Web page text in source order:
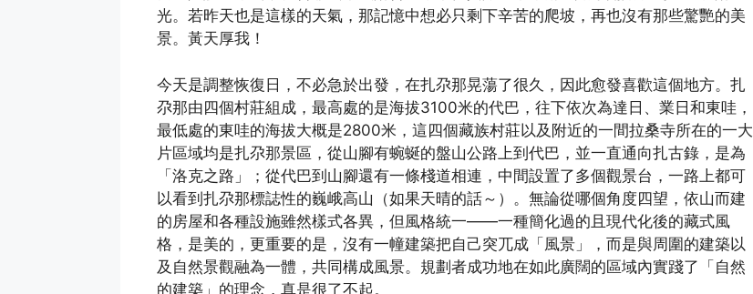
光。若昨天也是這樣的天氣，那記憶中想必只剩下辛苦的爬坡，再也沒有那些驚艷的美
景。黃天厚我！
今天是調整恢復日，不必急於出發，在扎尕那晃蕩了很久，因此愈發喜歡這個地方。扎
尕那由四個村莊組成，最高處的是海拔3100米的代巴，往下依次為達日、業日和東哇，
最低處的東哇的海拔大概是2800米，這四個藏族村莊以及附近的一間拉桑寺所在的一大
片區域均是扎尕那景區，從山腳有蜿蜒的盤山公路上到代巴，並一直通向扎古錄，是為
「洛克之路」；從代巴到山腳還有一條棧道相連，中間設置了多個觀景台，一路上都可
以看到扎尕那標誌性的巍峨高山（如果天晴的話～）。無論從哪個角度四望，依山而建
的房屋和各種設施雖然樣式各異，但風格統一——一種簡化過的且現代化後的藏式風
格，是美的，更重要的是，沒有一幢建築把自己突兀成「風景」，而是與周圍的建築以
及自然景觀融為一體，共同構成風景。規劃者成功地在如此廣闊的區域內實踐了「自然
的建築」的理念，真是很了不起。